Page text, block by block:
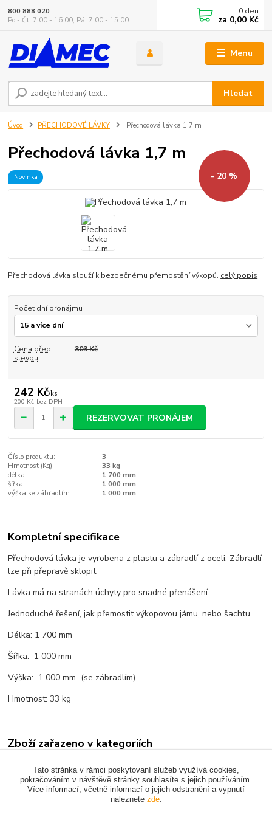
Menu
Hledat
800 888 020
Po - Čt: 7:00 - 16:00, Pá: 7:00 - 15:00
0 den
za 0,00 Kč
Úvod PŘECHODOVÉ LÁVKY Přechodová lávka 1,7 m
Přechodová lávka 1,7 m
Novinka - 20 %
Přechodová lávka slouží k bezpečnému přemostění výkopů. celý popis
Počet dní pronájmu
Cena před
slevou
303 Kč
242 Kč/ks
200 Kč bez DPH
REZERVOVAT PRONÁJEM
Číslo produktu:
3
Hmotnost (Kg):
33 kg
délka:
1 700 mm
šířka:
1 000 mm
výška se zábradlím:
1 000 mm
Kompletní specifikace
Přechodová lávka je vyrobena z plastu a zábradlí z oceli. Zábradlí
lze při přepravě sklopit.
Lávka má na stranách úchyty pro snadné přenášení.
Jednoduché řešení, jak přemostit výkopovou jámu, nebo šachtu.
Délka: 1 700 mm
Šířka: 1 000 mm
Výška: 1 000 mm (se zábradlím)
Hmotnost: 33 kg
Zboží zařazeno v kategoriích
PŘECHODOVÉ LÁVKY
Tato stránka v rámci poskytovaní služeb využívá cookies,
pokračováním v návštěvě stránky souhlasíte s jejich používáním.
Více informací, včetně informací o jejich odstranění a vypnutí
naleznete zde.